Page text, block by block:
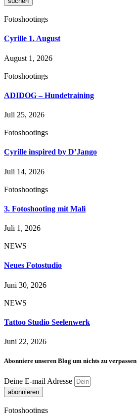
Fotoshootings
Cyrille 1. August
August 1, 2026
Fotoshootings
ADIDOG – Hundetraining
Juli 25, 2026
Fotoshootings
Cyrille inspired by D’Jango
Juli 14, 2026
Fotoshootings
3. Fotoshooting mit Mali
Juli 1, 2026
NEWS
Neues Fotostudio
Juni 30, 2026
NEWS
Tattoo Studio Seelenwerk
Juni 22, 2026
Abonniere unseren Blog um nichts zu verpassen
Deine E-mail Adresse
abonnieren
Fotoshootings